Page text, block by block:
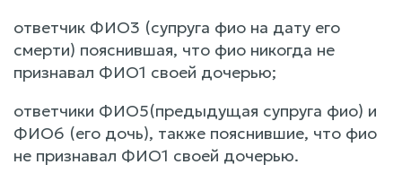
ответчик ФИО3 (супруга фио на дату его
смерти) пояснившая, что фио никогда не
признавал ФИО1 своей дочерью;
ответчики ФИО5(предыдущая супруга фио) и
ФИО6 (его дочь), также пояснившие, что фио
не признавал ФИО1 своей дочерью.